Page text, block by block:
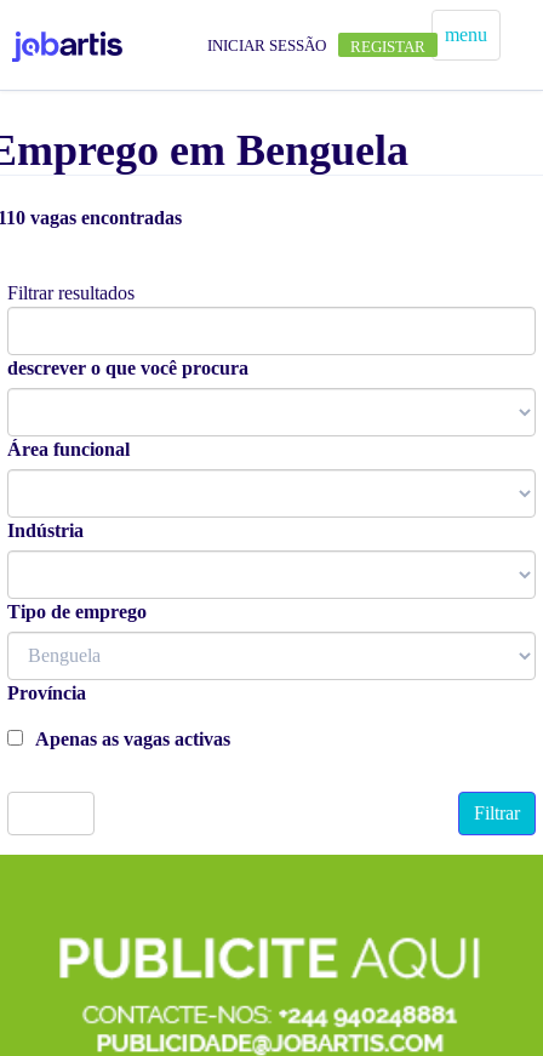
menu
INICIAR SESSÃO REGISTAR
em Benguela
vagas encontradas
Filtrar resultados
descrever o que você procura
Área funcional
Indústria
Tipo de emprego
Província
Apenas as vagas activas